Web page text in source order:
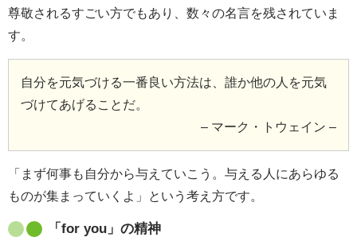
尊敬されるすごい方でもあり、数々の名言を残されていま
す。
自分を元気づける一番良い方法は、誰か他の人を元気
づけてあげることだ。
– マーク・トウェイン –
「まず何事も自分から与えていこう。与える人にあらゆる
ものが集まっていくよ」という考え方です。
「for you」の精神